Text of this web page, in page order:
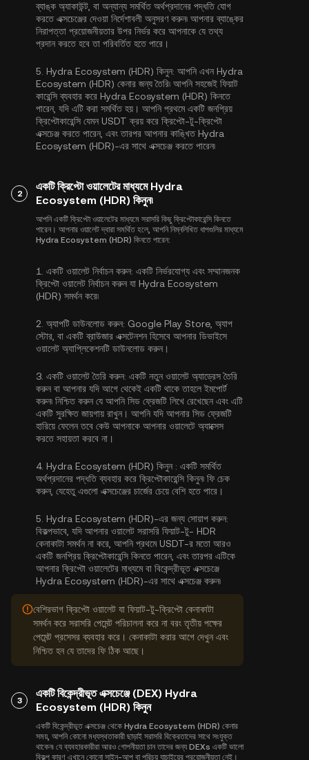
ব্যাঙ্ক অ্যাকাউন্ট, বা অন্যান্য সমর্থিত অর্থপ্রদানের পদ্ধতি যোগ
করতে এক্সচেঞ্জের দেওয়া নির্দেশাবলী অনুসরণ করুন৷ আপনার ব্যাঙ্কের
নিরাপত্তা প্রয়োজনীয়তার উপর নির্ভর করে আপনাকে যে তথ্য
প্রদান করতে হবে তা পরিবর্তিত হতে পারে।
5. Hydra Ecosystem (HDR) কিনুন: আপনি এখন Hydra
Ecosystem (HDR) কেনার জন্য তৈরি৷ আপনি সহজেই ফিয়াট
কারেন্সি ব্যবহার করে Hydra Ecosystem (HDR) কিনতে
পারেন, যদি এটি করা সমর্থিত হয়। আপনি প্রথমে একটি জনপ্রিয়
ক্রিপ্টোকারেন্সি যেমনUSDT ক্রয় করে ক্রিপ্টো-টু-ক্রিপ্টো
এক্সচেঞ্জ করতে পারেন, এবং তারপর আপনার কাঙ্খিত Hydra
Ecosystem (HDR)-এর সাথে এক্সচেঞ্জ করতে পারেন৷
2
একটি ক্রিপ্টো ওয়ালেটের মাধ্যমে Hydra
Ecosystem (HDR) কিনুন৷
আপনি একটি ক্রিপ্টো ওয়ালেটের মাধ্যমে সরাসরি কিছু ক্রিপ্টোকারেন্সি কিনতে
পারেন। আপনার ওয়ালেট দ্বারা সমর্থিত হলে, আপনি নিম্নলিখিত ধাপগুলির মাধ্যমে
Hydra Ecosystem (HDR) কিনতে পারেন:
1. একটি ওয়ালেট নির্বাচন করুন: একটি নির্ভরযোগ্য এবং সম্মানজনক
ক্রিপ্টো ওয়ালেট নির্বাচন করুন যা Hydra Ecosystem
(HDR) সমর্থন করে৷
2. অ্যাপটি ডাউনলোড করুন: Google Play Store, অ্যাপ
স্টোর, বা একটি ব্রাউজার এক্সটেনশন হিসেবে আপনার ডিভাইসে
ওয়ালেট অ্যাপ্লিকেশনটি ডাউনলোড করুন।
3. একটি ওয়ালেট তৈরি করুন: একটি নতুন ওয়ালেট অ্যাড্রেস তৈরি
করুন বা আপনার যদি আগে থেকেই একটি থাকে তাহলে ইমপোর্ট
করুন৷ নিশ্চিত করুন যে আপনি সিড ফ্রেজটি লিখে রেখেছেন এবং এটি
একটি সুরক্ষিত জায়গায় রাখুন। আপনি যদি আপনার সিড ফ্রেজটি
হারিয়ে ফেলেন তবে কেউ আপনাকে আপনার ওয়ালেটে অ্যাক্সেস
করতে সহায়তা করবে না।
4. Hydra Ecosystem (HDR) কিনুন : একটি সমর্থিত
অর্থপ্রদানের পদ্ধতি ব্যবহার করে ক্রিপ্টোকারেন্সি কিনুন৷ ফি চেক
করুন, যেহেতু এগুলো এক্সচেঞ্জের চার্জের চেয়ে বেশি হতে পারে।
5. Hydra Ecosystem (HDR)-এর জন্য সোয়াপ করুন:
বিকল্পভাবে, যদি আপনার ওয়ালেট সরাসরি ফিয়াট-টু- HDR
কেনাকাটা সমর্থন না করে, আপনি প্রথমে USDT-র মতো আরও
একটি জনপ্রিয় ক্রিপ্টোকারেন্সি কিনতে পারেন, এবং তারপর এটিকে
আপনার ক্রিপ্টো ওয়ালেটের মাধ্যমে বা বিকেন্দ্রীভূত এক্সচেঞ্জে
Hydra Ecosystem (HDR)-এর সাথে এক্সচেঞ্জ করুন৷
বেশিরভাগ ক্রিপ্টো ওয়ালেট যা ফিয়াট-টু-ক্রিপ্টো কেনাকাটা
সমর্থন করে সরাসরি পেমেন্ট পরিচালনা করে না বরং তৃতীয় পক্ষের
পেমেন্ট প্রসেসর ব্যবহার করে। কেনাকাটা করার আগে দেখুন এবং
নিশ্চিত হন যে তাদের ফি ঠিক আছে।
3
একটি বিকেন্দ্রীভূত এক্সচেঞ্জে (DEX) Hydra
Ecosystem (HDR) কিনুন
একটি বিকেন্দ্রীভূত এক্সচেঞ্জ থেকে Hydra Ecosystem (HDR) কেনার
সময়, আপনি কোনো মধ্যস্থতাকারী ছাড়াই সরাসরি বিক্রেতাদের সাথে সংযুক্ত
থাকেন৷ যে ব্যবহারকারীরা আরও গোপনীয়তা চান তাদের জন্য DEXs একটি ভালো
বিকল্প কারণ এখানে কোনো সাইন-আপ বা পরিচয় যাচাইয়ের প্রয়োজনীয়তা নেই।